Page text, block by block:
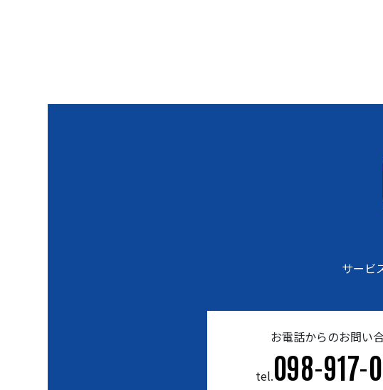
サービ
お電話からのお問い
tel.098-917-